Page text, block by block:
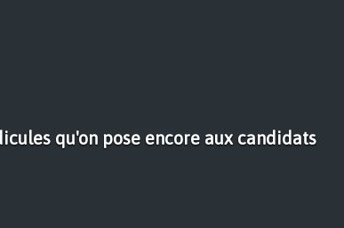
qu'on pose encore aux candidats